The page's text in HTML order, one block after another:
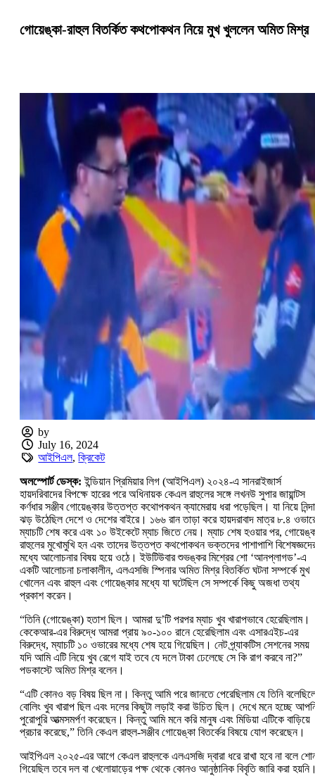
গোয়েঙ্কা-রাহুল বিতর্কিত কথপোকথন নিয়ে মুখ খুললেন অমিত মিশ্র
by
July 16, 2024
আইপিএল,ক্রিকেট
অলস্পোর্ট ডেস্ক:ইন্ডিয়ান প্রিমিয়ার লিগ (আইপিএল) ২০২৪-এ সানরাইজার্স
হায়দরিবাদের বিপক্ষে হারের পরে অধিনায়ক কেএল রাহুলের সঙ্গে লখনউ সুপার জায়ান্টস
কর্ণধার সঞ্জীব গোয়েঙ্কার উত্তপ্ত কথোপকথন ক্যামেরায় ধরা পড়েছিল। যা নিয়ে
ঝড় উঠেছিল দেশে ও দেশের বাইরে। ১৬৬ রান তাড়া করে হায়দরাবাদ মাত্র ৮.৪
ম্যাচটি শেষ করে এবং ১০ উইকেটে ম্যাচ জিতে নেয়। ম্যাচ শেষ হওয়ার পর,
রাহুলের মুখোমুখি হন এবং তাদের উত্তপ্ত কথপোকথন ভক্তদের পাশাপাশি
মধ্যে আলোচনার বিষয় হয়ে ওঠে। ইউটিউবার শুভঙ্কর মিশ্রের শো ‘আনপ্লাগড’-এ
একটি আলোচনা চলাকালীন, এলএসজি স্পিনার অমিত মিশ্র বিতর্কিত ঘটনা সম্পর্কে মুখ
খোলেন এবং রাহুল এবং গোয়েঙ্কার মধ্যে যা ঘটেছিল সে সম্পর্কে কিছু অজধা তথ্য
প্রকাশ করেন।
“তিনি (গোয়েঙ্কা) হতাশ ছিল। আমরা দু’টি পরপর ম্যাচ খুব খারাপভাবে হেরেছিলাম।
কেকেআর-এর বিরুদ্ধে আমরা প্রায় ৯০-১০০ রানে হেরেছিলাম এবং এসারএইচ-এর
বিরুদ্ধে, ম্যাচটি ১০ ওভারের মধ্যে শেষ হয়ে গিয়েছিল। নেট প্র্যাকটিস সেশনের সময়
যদি আমি এটি নিয়ে খুব রেগে যাই তবে যে দলে টাকা ঢেলেছে সে কি রাগ করবে না?”
পডকাস্টে অমিত মিশ্র বলেন।
“এটি কোনও বড় বিষয় ছিল না। কিন্তু আমি পরে জানতে পেরেছিলাম যে তিনি
বোলিং খুব খারাপ ছিল এবং দলের কিছুটা লড়াই করা উচিত ছিল। দেখে মনে হচ্ছে
পুরোপুরি আত্মসমর্পণ করেছেন। কিন্তু আমি মনে করি মানুষ এবং মিডিয়া এটিকে বাড়িয়ে
প্রচার করেছে,” তিনি কেএল রাহুল-সঞ্জীব গোয়েঙ্কা বিতর্কের বিষয়ে যোগ করেছেন।
আইপিএল ২০২৫-এর আগে কেএল রাহুলকে এলএসজি দ্বারা ধরে রাখা হবে না বলে
গিয়েছিল তবে দল বা খেলোয়াড়ের পক্ষ থেকে কোনও আনুষ্ঠানিক বিবৃতি জারি করা